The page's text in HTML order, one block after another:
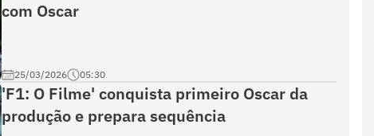
com Oscar
25/03/2026 05:30
'F1: O Filme' conquista primeiro Oscar da
produção e prepara sequência